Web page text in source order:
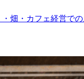
畑・カフェ経営